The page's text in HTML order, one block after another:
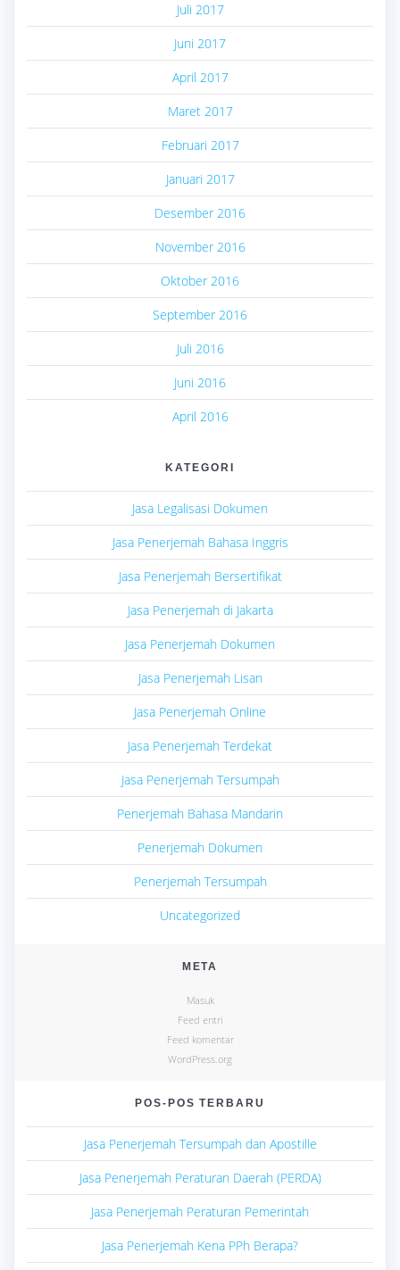
Juli 2017
Juni 2017
April 2017
Maret 2017
Februari 2017
Januari 2017
Desember 2016
November 2016
Oktober 2016
September 2016
Juli 2016
Juni 2016
April 2016
KATEGORI
Jasa Legalisasi Dokumen
Jasa Penerjemah Bahasa Inggris
Jasa Penerjemah Bersertifikat
Jasa Penerjemah di Jakarta
Jasa Penerjemah Dokumen
Jasa Penerjemah Lisan
Jasa Penerjemah Online
Jasa Penerjemah Terdekat
Jasa Penerjemah Tersumpah
Penerjemah Bahasa Mandarin
Penerjemah Dokumen
Penerjemah Tersumpah
Uncategorized
META
Masuk
Feed entri
Feed komentar
WordPress.org
POS-POS TERBARU
Jasa Penerjemah Tersumpah dan Apostille
Jasa Penerjemah Peraturan Daerah (PERDA)
Jasa Penerjemah Peraturan Pemerintah
Jasa Penerjemah Kena PPh Berapa?